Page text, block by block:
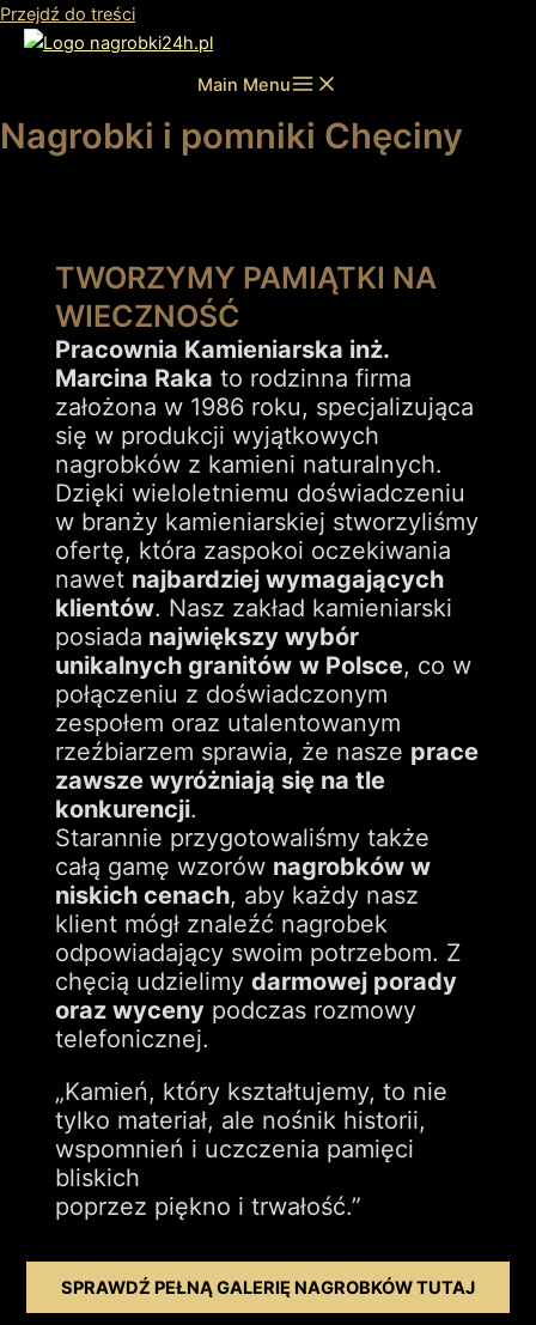
Przejdź do treści
Main Menu
Nagrobki i pomniki Chęciny
TWORZYMY PAMIĄTKI NA
WIECZNOŚĆ
Pracownia Kamieniarska inż.
Marcina Raka to rodzinna firma
założona w 1986 roku, specjalizująca
się w produkcji wyjątkowych
nagrobków z kamieni naturalnych.
Dzięki wieloletniemu doświadczeniu
w branży kamieniarskiej stworzyliśmy
ofertę, która zaspokoi oczekiwania
nawet najbardziej wymagających
klientów. Nasz zakład kamieniarski
posiada największy wybór
unikalnych granitów w Polsce, co w
połączeniu z doświadczonym
zespołem oraz utalentowanym
rzeźbiarzem sprawia, że nasze prace
zawsze wyróżniają się na tle
konkurencji.
Starannie przygotowaliśmy także
całą gamę wzorów nagrobków w
niskich cenach, aby każdy nasz
klient mógł znaleźć nagrobek
odpowiadający swoim potrzebom. Z
chęcią udzielimy darmowej porady
oraz wycenypodczas rozmowy
telefonicznej.
„Kamień, który kształtujemy, to nie
tylko materiał, ale nośnik historii,
wspomnień i uczczenia pamięci
bliskich
poprzez piękno i trwałość.”
SPRAWDŹ PEŁNĄ GALERIĘ NAGROBKÓW TUTAJ